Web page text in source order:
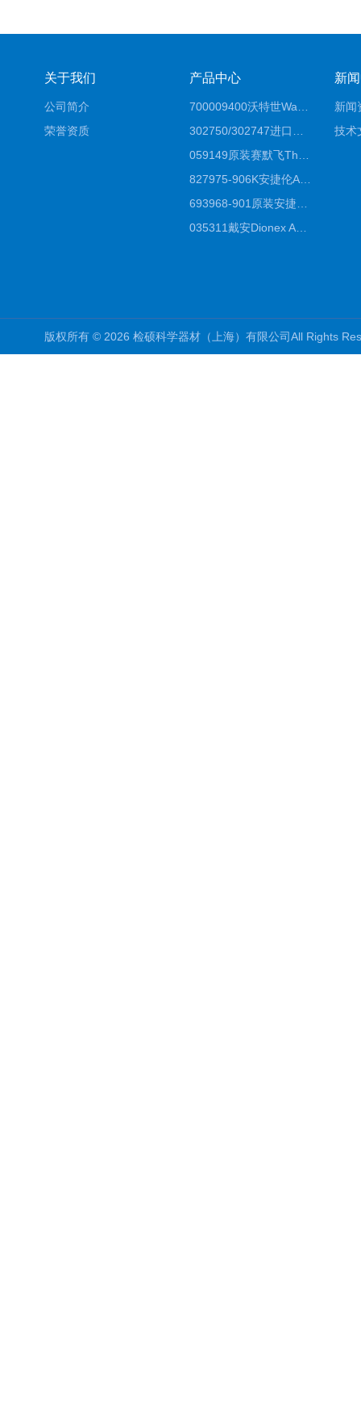
关于我们
公司简介
荣誉资质
产品中心
827975-906K安捷伦Agilent原装ZORBAX液相色谱柱*
035311戴安Dionex AS4分析柱阴离子交换色谱柱厂家
新
新闻
技术
版权所有 © 2026 检硕科学器材（上海）有限公司All Rights